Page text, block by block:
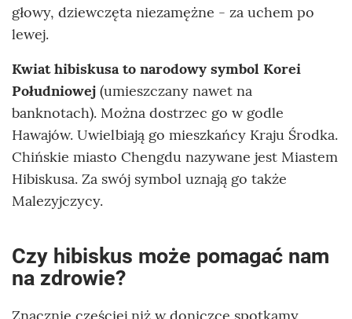
głowy, dziewczęta niezamężne - za uchem po
lewej.
Kwiat hibiskusa to narodowy symbol Korei
Południowej (umieszczany nawet na
banknotach). Można dostrzec go w godle
Hawajów. Uwielbiają go mieszkańcy Kraju Środka.
Chińskie miasto Chengdu nazywane jest Miastem
Hibiskusa. Za swój symbol uznają go także
Malezyjczycy.
Czy hibiskus może pomagać nam
na zdrowie?